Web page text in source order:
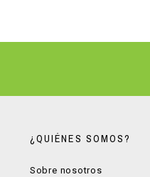
¿QUIÉNES SOMOS?
Sobre nosotros